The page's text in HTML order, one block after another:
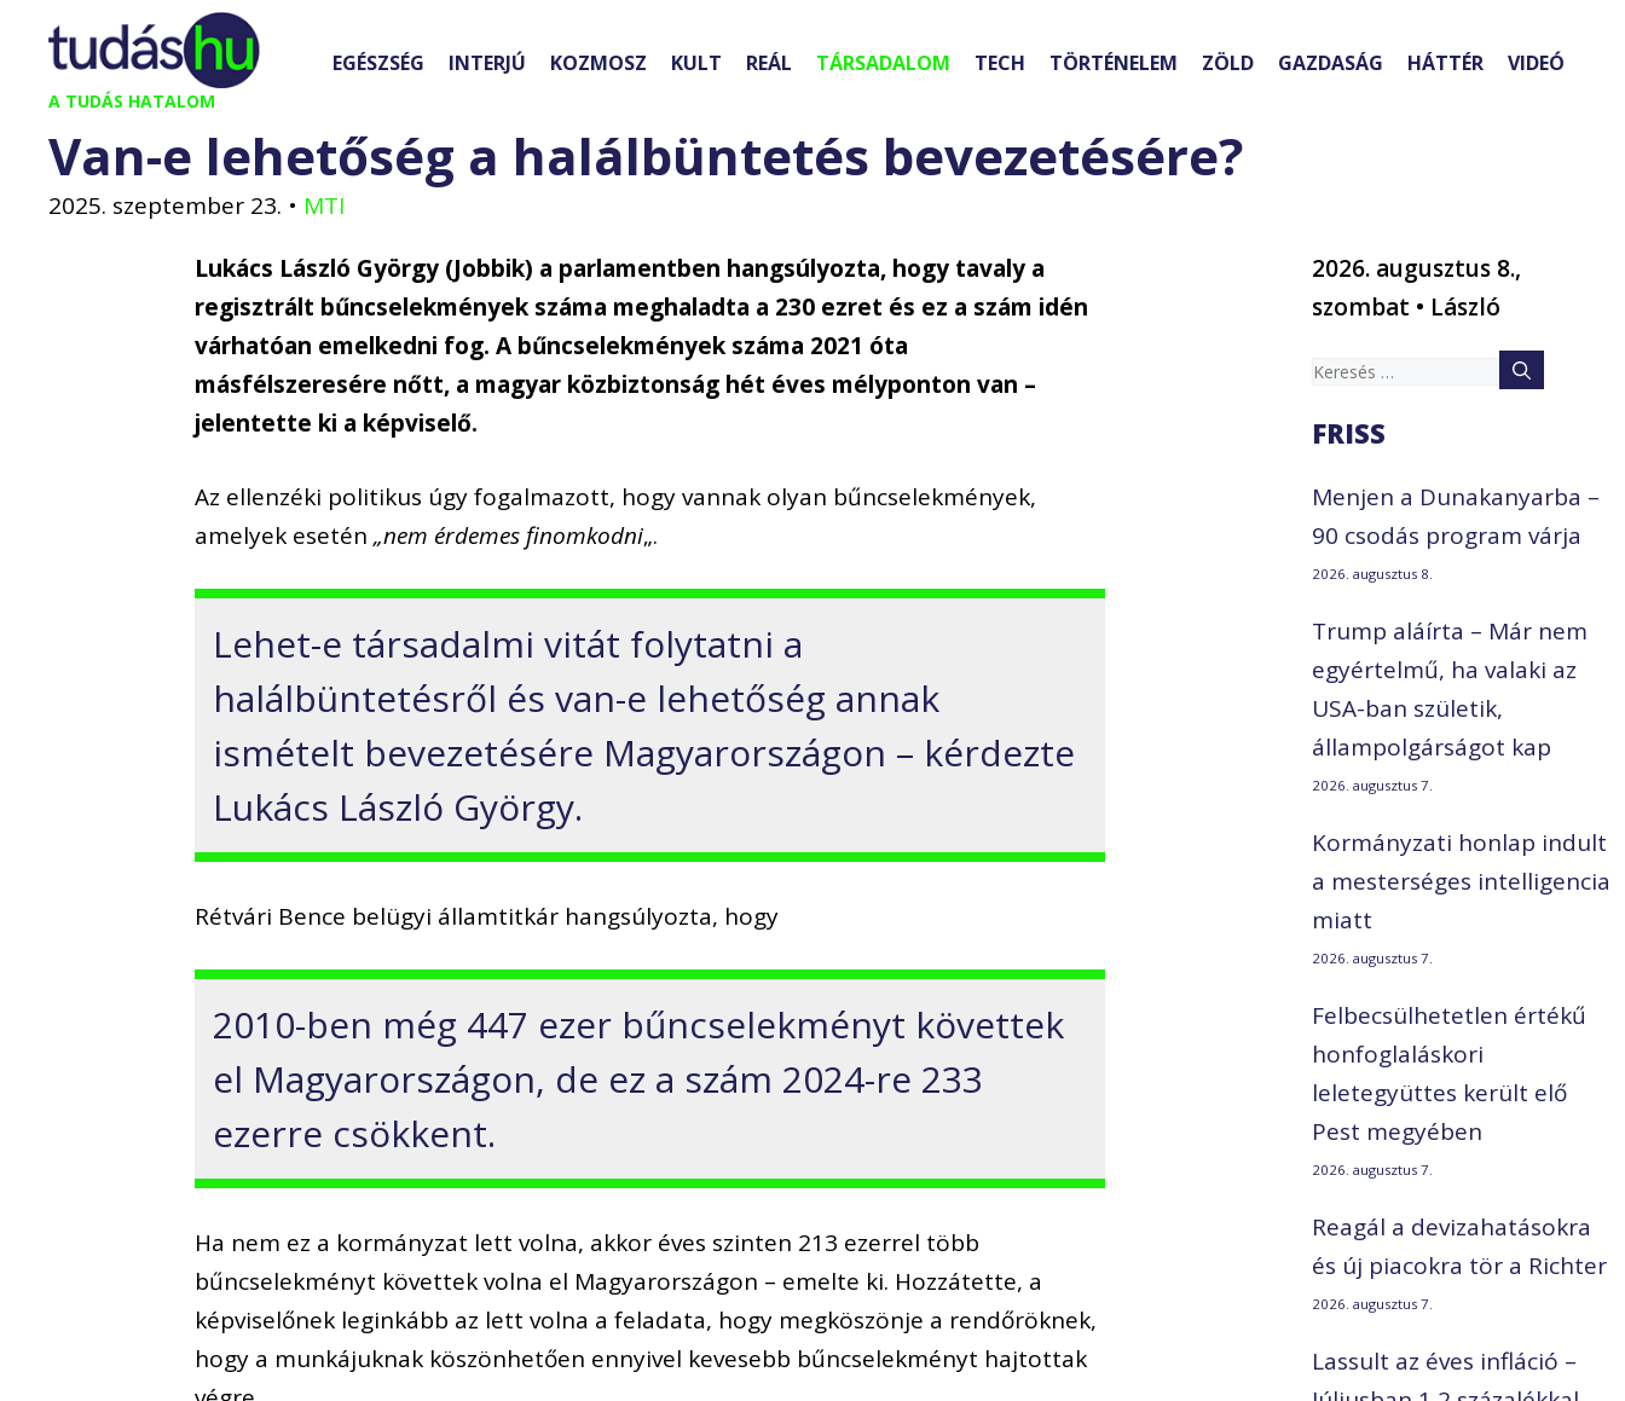
Kilépés
tartalomba
A TUDÁS HATALOM
EGÉSZSÉG INTERJÚ KOZMOSZ KULT REÁL TÁRSADALOM TECH TÖRTÉNELEM ZÖLD GAZDASÁG HÁTTÉR VIDEÓ
Van-e lehetőség a halálbüntetés bevezetésére?
2025. szeptember 23. • MTI
Lukács László György (Jobbik) a parlamentben hangsúlyozta, hogy tavaly a
regisztrált bűncselekmények száma meghaladta a 230 ezret és ez a szám idén
várhatóan emelkedni fog. A bűncselekmények száma 2021 óta
másfélszeresére nőtt, a magyar közbiztonság hét éves mélyponton van –
jelentette ki a képviselő.
Az ellenzéki politikus úgy fogalmazott, hogy vannak olyan bűncselekmények,
amelyek esetén „nem érdemes finomkodni„.
Lehet-e társadalmi vitát folytatni a
halálbüntetésről és van-e lehetőség annak
ismételt bevezetésére Magyarországon – kérdezte
Lukács László György.
Rétvári Bence belügyi államtitkár hangsúlyozta, hogy
2010-ben még 447 ezer bűncselekményt követtek
el Magyarországon, de ez a szám 2024-re 233
ezerre csökkent.
Ha nem ez a kormányzat lett volna, akkor éves szinten 213 ezerrel több
bűncselekményt követtek volna el Magyarországon – emelte ki. Hozzátette, a
képviselőnek leginkább az lett volna a feladata, hogy megköszönje a rendőröknek,
hogy a munkájuknak köszönhetően ennyivel kevesebb bűncselekményt hajtottak
2026. augusztus 8.,
szombat • László
Keresés:
FRISS
Menjen a Dunakanyarba –
90 csodás program várja
2026. augusztus 8.
Trump aláírta – Már nem
egyértelmű, ha valaki az
USA-ban születik,
állampolgárságot kap
2026. augusztus 7.
Kormányzati honlap indult
a mesterséges intelligencia
miatt
2026. augusztus 7.
Felbecsülhetetlen értékű
honfoglaláskori
leletegyüttes került elő
Pest megyében
2026. augusztus 7.
Reagál a devizahatásokra
és új piacokra tör a Richter
2026. augusztus 7.
Lassult az éves infláció –